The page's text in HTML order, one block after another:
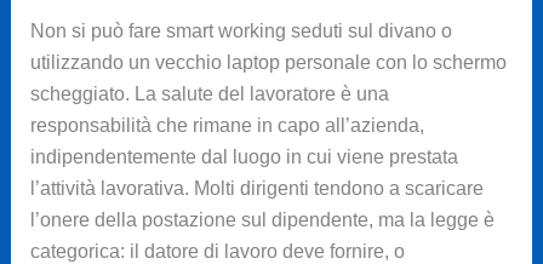
Non si può fare smart working seduti sul divano o
utilizzando un vecchio laptop personale con lo schermo
scheggiato. La salute del lavoratore è una
responsabilità che rimane in capo all’azienda,
indipendentemente dal luogo in cui viene prestata
l’attività lavorativa. Molti dirigenti tendono a scaricare
l’onere della postazione sul dipendente, ma la legge è
categorica: il datore di lavoro deve fornire, o